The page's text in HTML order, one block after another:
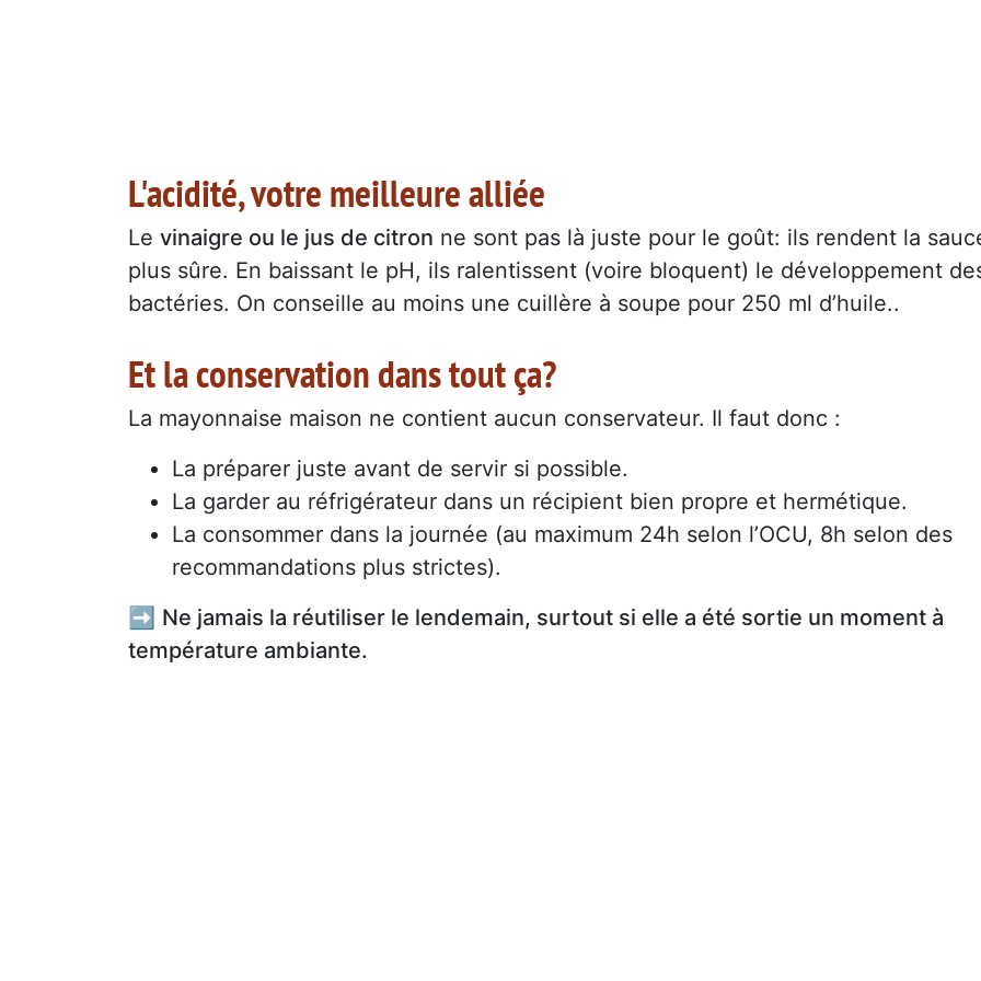
L'acidité, votre meilleure alliée
Le vinaigre ou le jus de citron ne sont pas là juste pour le goût: ils rendent la
plus sûre. En baissant le pH, ils ralentissent (voire bloquent) le développement
bactéries. On conseille au moins une cuillère à soupe pour 250 ml d’huile..
Et la conservation dans tout ça?
La mayonnaise maison ne contient aucun conservateur. Il faut donc :
La préparer juste avant de servir si possible.
La garder au réfrigérateur dans un récipient bien propre et hermétique.
La consommer dans la journée (au maximum 24h selon l’OCU, 8h selon des
recommandations plus strictes).
➡️ Ne jamais la réutiliser le lendemain, surtout si elle a été sortie un moment à
température ambiante.